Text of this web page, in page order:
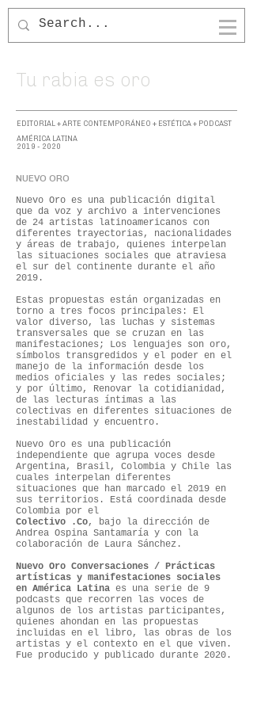
LUCIANA
SERRANO
Tu rabia es oro
EDITORIAL + ARTE CONTEMPORÁNEO + ESTÉTICA + PODCAST
AMÉRICA LATINA
2019 - 2020
NUEVO ORO​
Nuevo Oro es una publicación digital
que da voz y archivo a intervenciones
de 24 artistas latinoamericanos con
diferentes trayectorias, nacionalidades
y áreas de trabajo, quienes interpelan
las situaciones sociales que atraviesa
el sur del continente durante el año
2019.
Estas propuestas están organizadas en
torno a tres focos principales: El
valor diverso, las luchas y sistemas
transversales que se cruzan en las
manifestaciones; Los lenguajes son oro,
símbolos transgredidos y el poder en el
manejo de la información desde los
medios oficiales y las redes sociales;
y por último, Renovar la cotidianidad,
de las lecturas íntimas a las
colectivas en diferentes situaciones de
inestabilidad y encuentro.
Nuevo Oro es una publicación
independiente que agrupa voces desde
Argentina, Brasil, Colombia y Chile las
cuales interpelan diferentes
situaciones que han marcado el 2019 en
sus territorios. Está coordinada desde
Colombia por el
Colectivo .Co, bajo la dirección de
Andrea Ospina Santamaría y con la
colaboración de Laura Sánchez.
Nuevo Oro Conversaciones / Prácticas
artísticas y manifestaciones sociales
en América Latina es una serie de 9
podcasts que recorren las voces de
algunos de los artistas participantes,
quienes ahondan en las propuestas
incluidas en el libro, las obras de los
artistas y el contexto en el que viven.
Fue producido y publicado durante 2020.